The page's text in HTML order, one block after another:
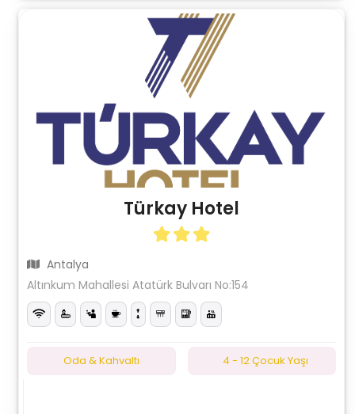
Türkay Hotel
Antalya
Altınkum Mahallesi Atatürk Bulvarı No:154
Oda & Kahvaltı 4 - 12 Çocuk Yaşı